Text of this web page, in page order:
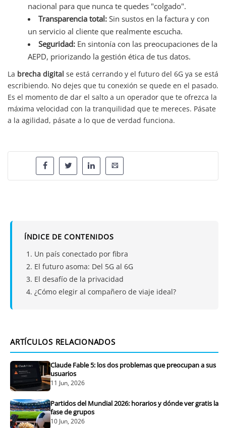
nacional para que nunca te quedes "colgado".
Transparencia total: Sin sustos en la factura y con
un servicio al cliente que realmente escucha.
Seguridad: En sintonía con las preocupaciones de la
AEPD, priorizando la gestión ética de tus datos.
La brecha digital se está cerrando y el futuro del 6G ya se está
escribiendo. No dejes que tu conexión se quede en el pasado.
Es el momento de dar el salto a un operador que te ofrezca la
máxima velocidad con la tranquilidad que te mereces. Pásate
a la agilidad, pásate a lo que de verdad funciona.
ÍNDICE DE CONTENIDOS
Un país conectado por fibra
El futuro asoma: Del 5G al 6G
El desafío de la privacidad
¿Cómo elegir al compañero de viaje ideal?
ARTÍCULOS RELACIONADOS
Claude Fable 5: los dos problemas que preocupan a sus
usuarios
11 Jun, 2026
Partidos del Mundial 2026: horarios y dónde ver gratis la
fase de grupos
10 Jun, 2026